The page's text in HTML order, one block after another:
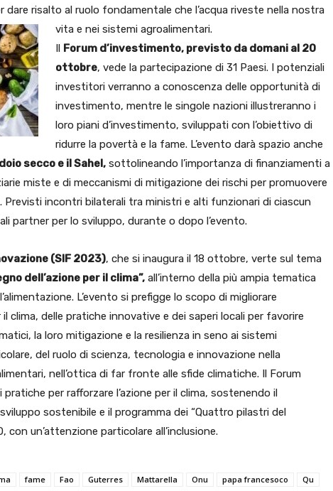
dare risalto al ruolo fondamentale che l’acqua riveste nella nostra
vita e nei sistemi agroalimentari.
Il Forum d’investimento, previsto da domani al 20
ottobre, vede la partecipazione di 31 Paesi. I potenziali
investitori verranno a conoscenza delle opportunità di
investimento, mentre le singole nazioni illustreranno i
loro piani d’investimento, sviluppati con l’obiettivo di
ridurre la povertà e la fame. L’evento darà spazio anche
secco e il Sahel, sottolineando l’importanza di finanziamenti a
miste e di meccanismi di mitigazione dei rischi per promuovere
incontri bilaterali tra ministri e alti funzionari di ciascun
partner per lo sviluppo, durante o dopo l’evento.
(SIF 2023), che si inaugura il 18 ottobre, verte sul tema
dell’azione per il clima”, all’interno della più ampia tematica
L’evento si prefigge lo scopo di migliorare
clima, delle pratiche innovative e dei saperi locali per favorire
la loro mitigazione e la resilienza in seno ai sistemi
del ruolo di scienza, tecnologia e innovazione nella
nell’ottica di far fronte alle sfide climatiche. Il Forum
per rafforzare l’azione per il clima, sostenendo il
sostenibile e il programma dei “Quattro pilastri del
con un’attenzione particolare all’inclusione.
fame Fao Guterres Mattarella Onu papa francesoco Qu